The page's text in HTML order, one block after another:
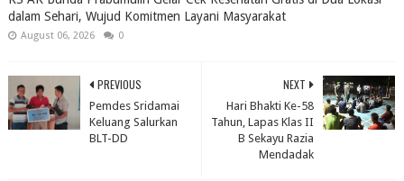
dalam Sehari, Wujud Komitmen Layani Masyarakat
August 06, 2026 0
NEXT
Hari Bhakti Ke-58
Tahun, Lapas Klas II
B Sekayu Razia
Mendadak
PREVIOUS
Pemdes Sridamai
Keluang Salurkan
BLT-DD